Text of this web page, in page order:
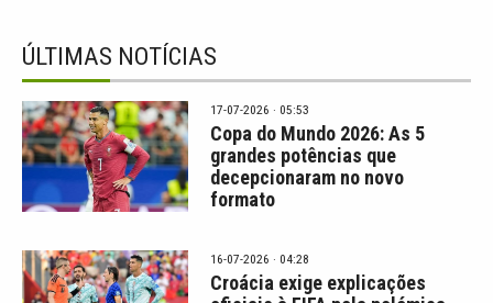
ÚLTIMAS NOTÍCIAS
17-07-2026 · 05:53
Copa do Mundo 2026: As 5
grandes potências que
decepcionaram no novo
formato
16-07-2026 · 04:28
Croácia exige explicações